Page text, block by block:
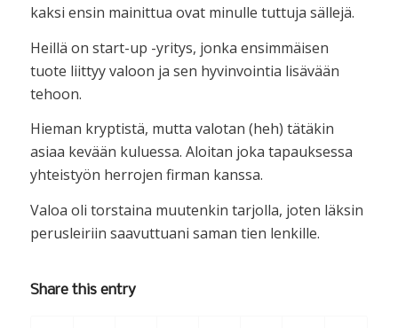
kaksi ensin mainittua ovat minulle tuttuja sällejä.
Heillä on start-up -yritys, jonka ensimmäisen
tuote liittyy valoon ja sen hyvinvointia lisävään
tehoon.
Hieman kryptistä, mutta valotan (heh) tätäkin
asiaa kevään kuluessa. Aloitan joka tapauksessa
yhteistyön herrojen firman kanssa.
Valoa oli torstaina muutenkin tarjolla, joten läksin
perusleiriin saavuttuani saman tien lenkille.
Share this entry